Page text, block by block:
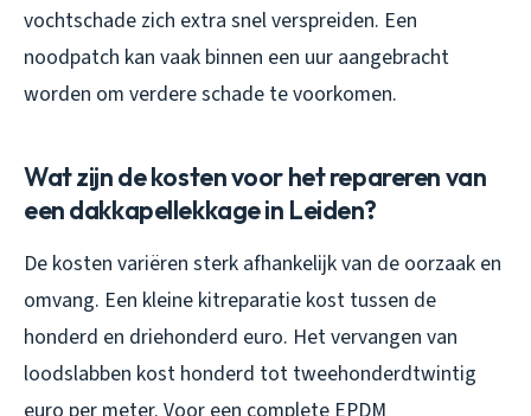
vochtschade zich extra snel verspreiden. Een
noodpatch kan vaak binnen een uur aangebracht
worden om verdere schade te voorkomen.
Wat zijn de kosten voor het repareren van
een dakkapellekkage in Leiden?
De kosten variëren sterk afhankelijk van de oorzaak en
omvang. Een kleine kitreparatie kost tussen de
honderd en driehonderd euro. Het vervangen van
loodslabben kost honderd tot tweehonderdtwintig